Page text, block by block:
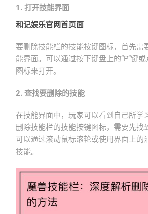
1. 打开技能界面
和记娱乐官网首页面
要删除技能栏的技能按键图标，首先需
能界面。可以通过按下键盘上的“P”键
图标来打开。
2. 查找要删除的技能
在技能界面中，玩家可以看到自己所学
删除技能栏的技能按键图标，需要先找
可以通过滚动鼠标滚轮或使用界面上的
技能。